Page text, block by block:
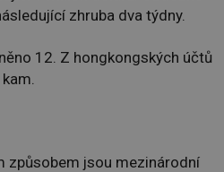
zhruba dva týdny.
12. Z hongkongských účtů
způsobem jsou mezinárodní